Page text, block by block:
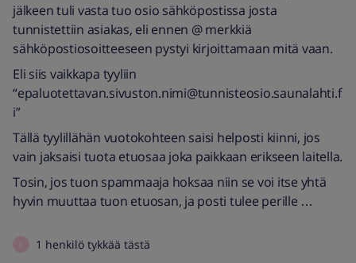
jälkeen tuli vasta tuo osio sähköpostissa josta
tunnistettiin asiakas, eli ennen @ merkkiä
sähköpostiosoitteeseen pystyi kirjoittamaan mitä vaan.
Eli siis vaikkapa tyyliin
“epaluotettavan.sivuston.nimi@tunnisteosio.saunalahti.f
i”
Tällä tyylillähän vuotokohteen saisi helposti kiinni, jos
vain jaksaisi tuota etuosaa joka paikkaan erikseen laitella.
Tosin, jos tuon spammaaja hoksaa niin se voi itse yhtä
hyvin muuttaa tuon etuosan, ja posti tulee perille …
1 henkilö tykkää tästä